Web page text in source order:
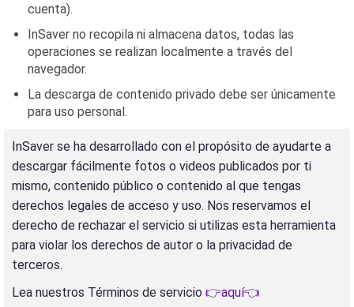
cuenta).
InSaver no recopila ni almacena datos, todas las
operaciones se realizan localmente a través del
navegador.
La descarga de contenido privado debe ser únicamente
para uso personal.
InSaver se ha desarrollado con el propósito de ayudarte a
descargar fácilmente fotos o videos publicados por ti
mismo, contenido público o contenido al que tengas
derechos legales de acceso y uso. Nos reservamos el
derecho de rechazar el servicio si utilizas esta herramienta
para violar los derechos de autor o la privacidad de
terceros.
Lea nuestros Términos de servicio 👉aquí👈